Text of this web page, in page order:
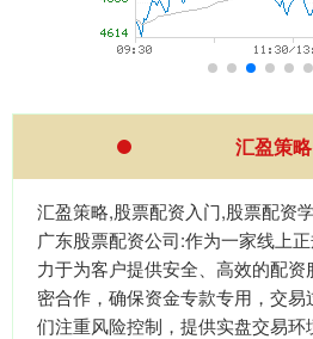
汇盈策略
汇盈策略,股票配资入门,股票配资
广东股票配资公司:作为一家线上
力于为客户提供安全、高效的配
密合作，确保资金专款专用，交
们注重风险控制，提供实盘交易